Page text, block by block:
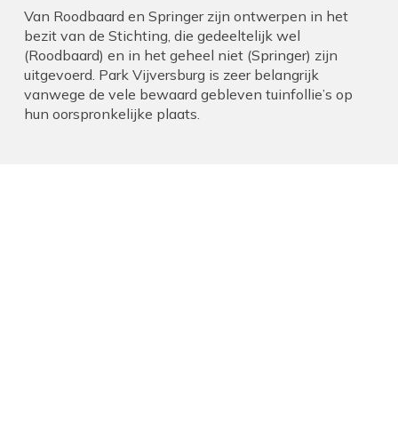
Van Roodbaard en Springer zijn ontwerpen in het
bezit van de Stichting, die gedeeltelijk wel
(Roodbaard) en in het geheel niet (Springer) zijn
uitgevoerd. Park Vijversburg is zeer belangrijk
vanwege de vele bewaard gebleven tuinfollie’s op
hun oorspronkelijke plaats.